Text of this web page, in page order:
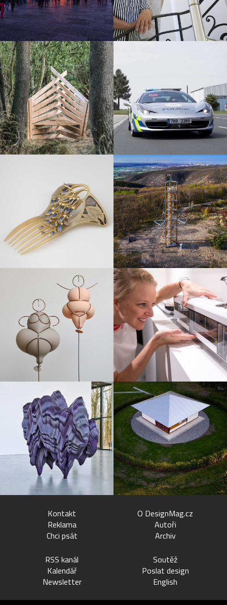
Kontakt
Reklama
Chci psát
O DesignMag.cz
Autoři
Archiv
RSS kanál
Kalendář
Newsletter
Soutěž
Poslat design
English